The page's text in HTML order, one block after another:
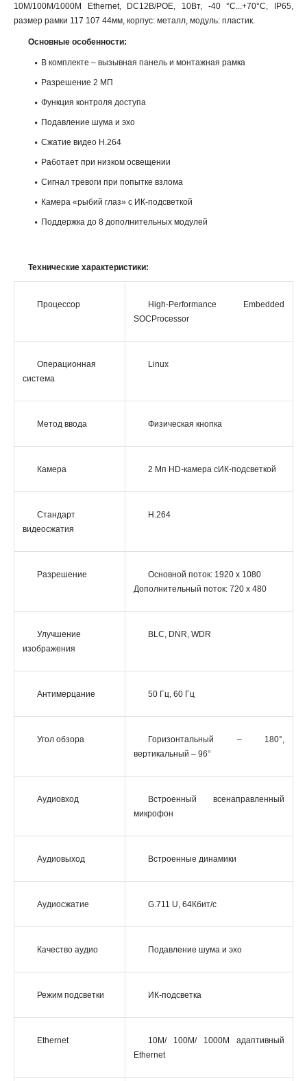
10M/100M/1000M Ethernet, DC12В/POE, 10Вт, -40 °C...+70°C, IP65,
размер рамки 117 107 44мм, корпус: металл, модуль: пластик.
Основные особенности:
В комплекте – вызывная панель и монтажная рамка
Разрешение 2 МП
Функция контроля доступа
Подавление шума и эхо
Сжатие видео H.264
Работает при низком освещении
Сигнал тревоги при попытке взлома
Камера «рыбий глаз» с ИК-подсветкой
Поддержка до 8 дополнительных модулей
Технические характеристики:
Процессор
High-Performance Embedded
SOCProcessor
Операционная
система
Linux
Метод ввода Физическая кнопка
Камера 2 Мп HD-камера сИК-подсветкой
Стандарт
видеосжатия
H.264
Разрешение
Основной поток: 1920 х 1080
Дополнительный поток: 720 х 480
Улучшение
изображения
BLC, DNR, WDR
Антимерцание 50 Гц, 60 Гц
Угол обзора
Горизонтальный – 180°,
вертикальный – 96°
Аудиовход
Встроенный всенаправленный
микрофон
Аудиовыход Встроенные динамики
Аудиосжатие G.711 U, 64Кбит/с
Качество аудио Подавление шума и эхо
Режим подсветки ИК-подсветка
Ethernet
10M/ 100M/ 1000M адаптивный
Ethernet